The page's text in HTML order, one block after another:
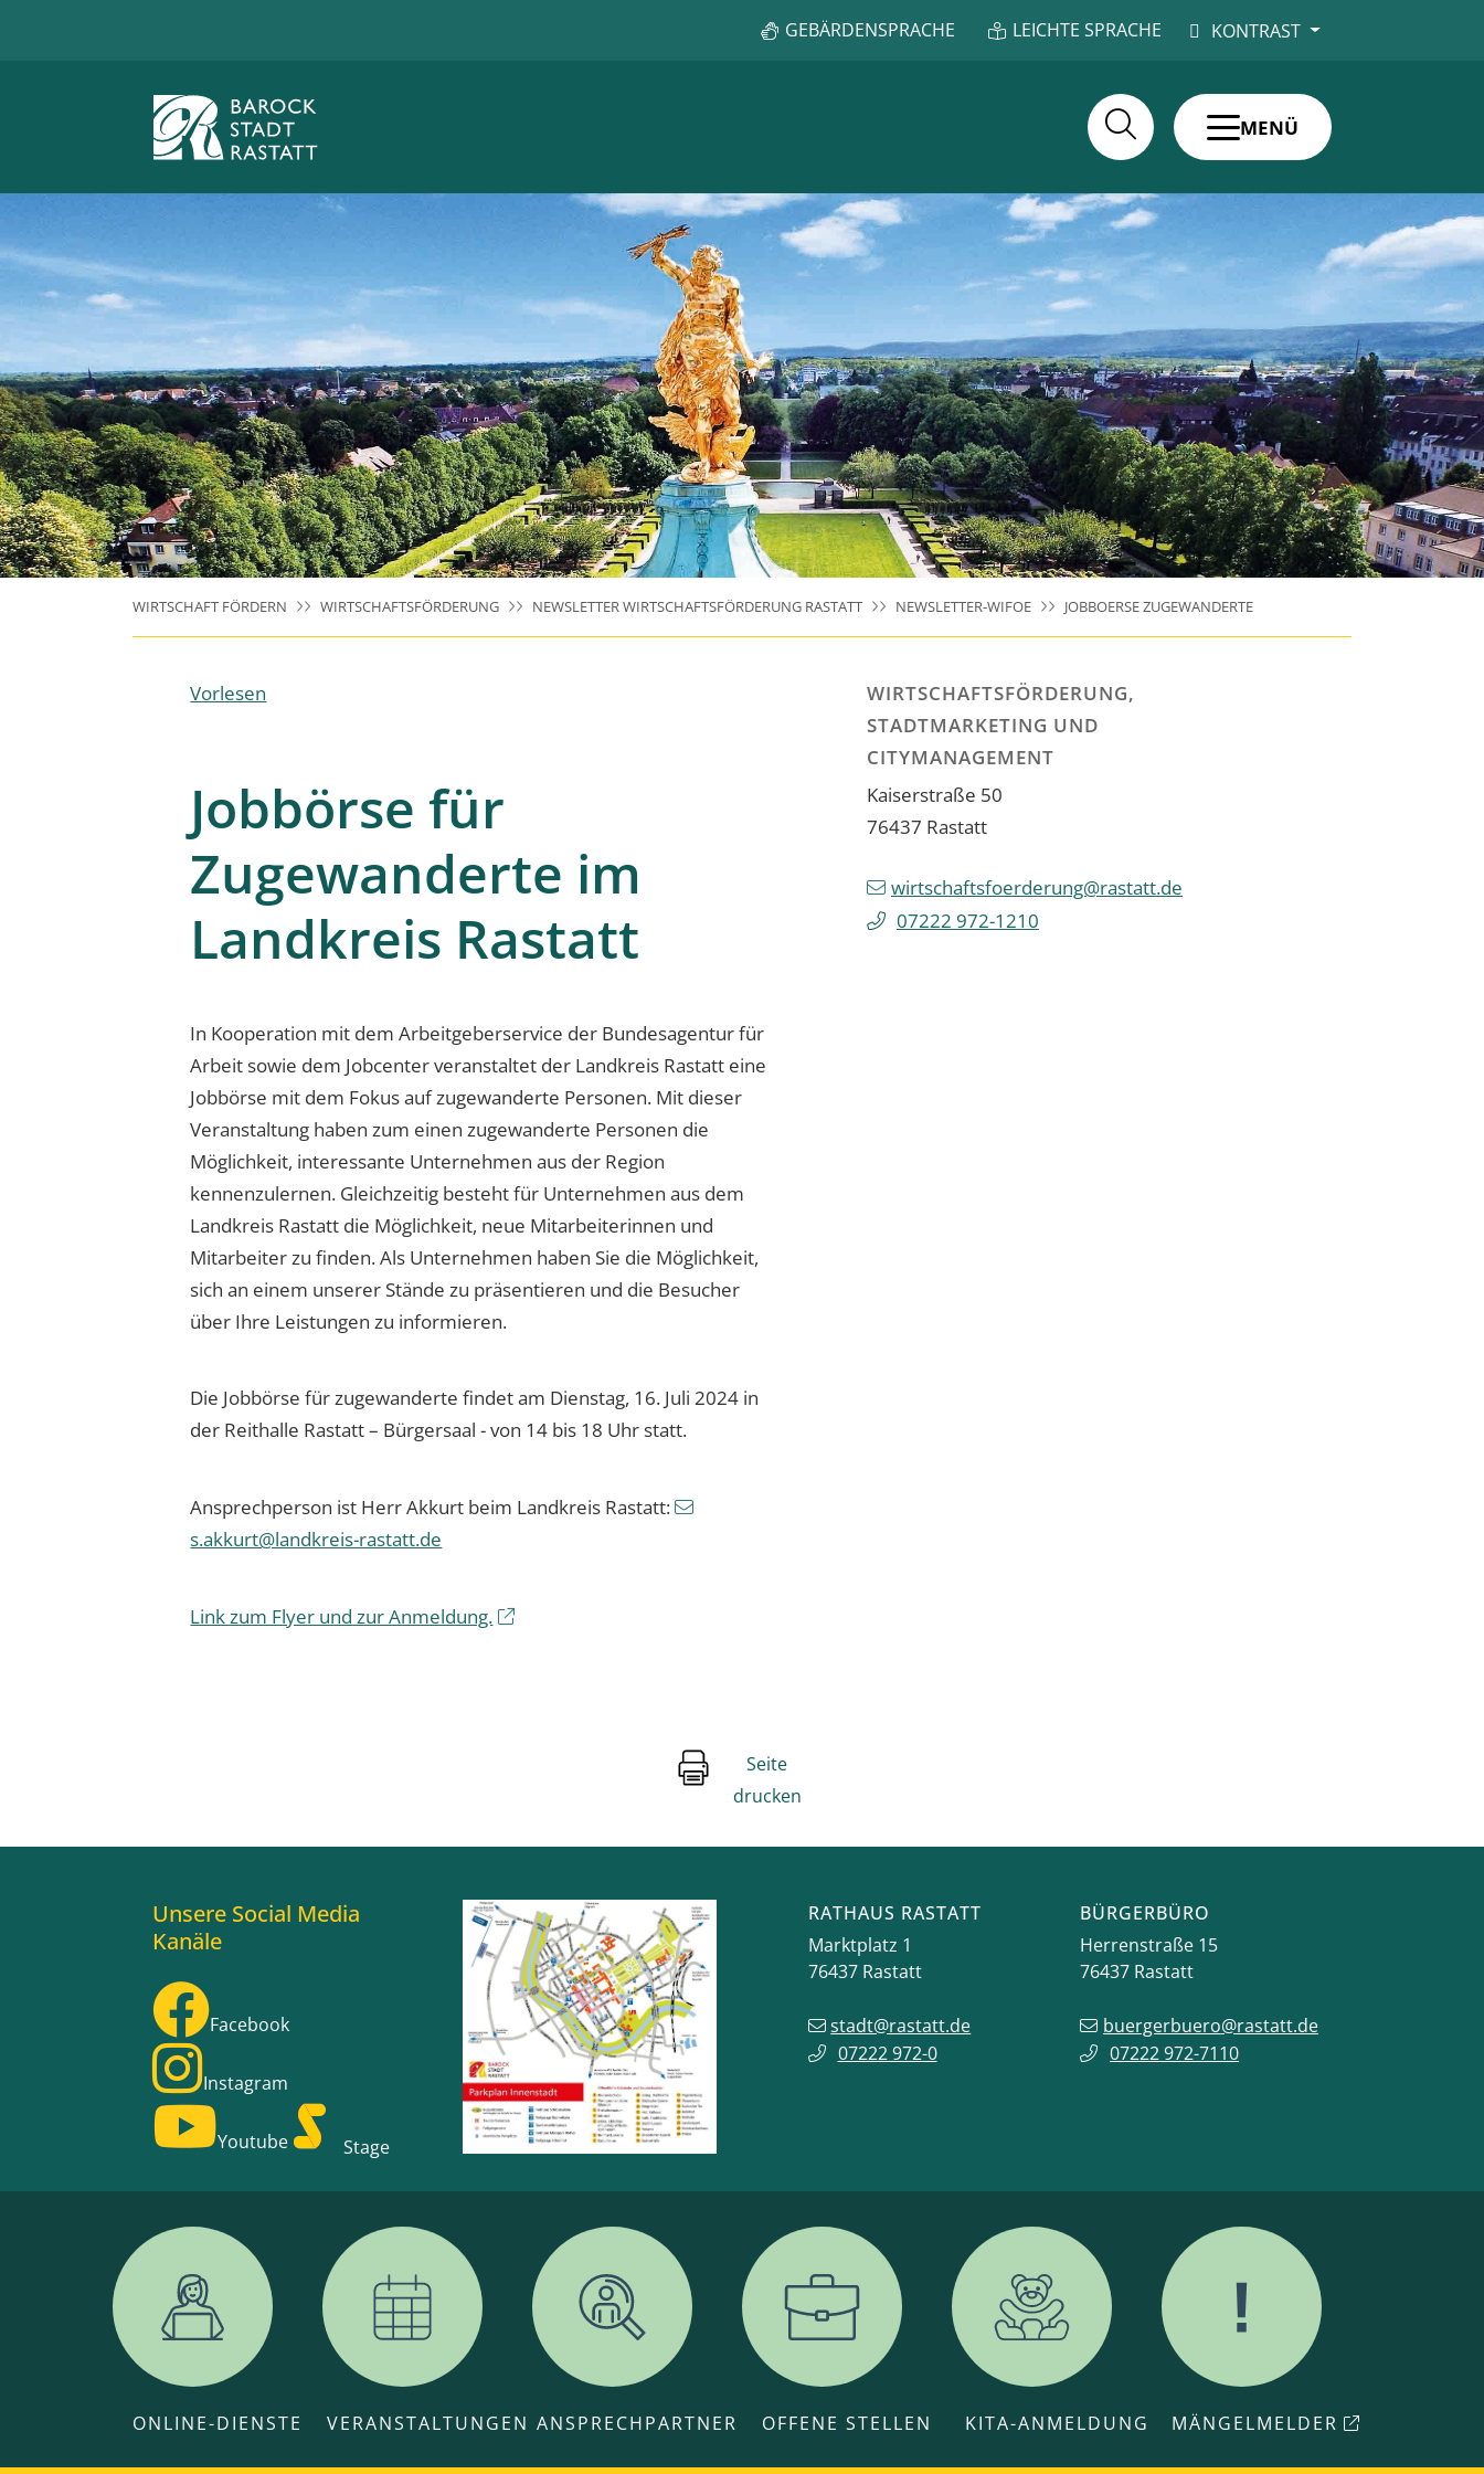
GEBÄRDENSPRACHE LEICHTE SPRACHE KONTRAST
MENÜ
WIRTSCHAFT FÖRDERN WIRTSCHAFTSFÖRDERUNG NEWSLETTER WIRTSCHAFTSFÖRDERUNG RASTATT NEWSLETTER-WIFOE JOBBOERSE ZUGEWANDERTE
Vorlesen
Jobbörse für
Zugewanderte im
Landkreis Rastatt
In Kooperation mit dem Arbeitgeberservice der Bundesagentur für
Arbeit sowie dem Jobcenter veranstaltet der Landkreis Rastatt eine
Jobbörse mit dem Fokus auf zugewanderte Personen. Mit dieser
Veranstaltung haben zum einen zugewanderte Personen die
Möglichkeit, interessante Unternehmen aus der Region
kennenzulernen. Gleichzeitig besteht für Unternehmen aus dem
Landkreis Rastatt die Möglichkeit, neue Mitarbeiterinnen und
Mitarbeiter zu finden. Als Unternehmen haben Sie die Möglichkeit,
sich an einem unserer Stände zu präsentieren und die Besucher
über Ihre Leistungen zu informieren.
Die Jobbörse für zugewanderte findet am Dienstag, 16. Juli 2024 in
der Reithalle Rastatt – Bürgersaal - von 14 bis 18 Uhr statt.
Ansprechperson ist Herr Akkurt beim Landkreis Rastatt:
s.akkurt@landkreis-rastatt.de
Link zum Flyer und zur Anmeldung.
WIRTSCHAFTSFÖRDERUNG,
STADTMARKETING UND
CITYMANAGEMENT
Kaiserstraße 50
76437 Rastatt
wirtschaftsfoerderung@rastatt.de
07222 972-1210
Seite
drucken
Unsere Social Media
Kanäle
Facebook
Instagram
Youtube Stage
RATHAUS RASTATT
Marktplatz 1
76437 Rastatt
stadt@rastatt.de
07222 972-0
BÜRGERBÜRO
Herrenstraße 15
76437 Rastatt
buergerbuero@rastatt.de
07222 972-7110
ONLINE-DIENSTE VERANSTALTUNGEN ANSPRECHPARTNER OFFENE STELLEN KITA-ANMELDUNG MÄNGELMELDER